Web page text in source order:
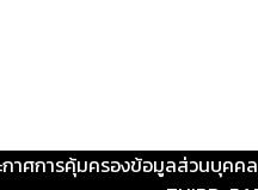
กาศการคุ้มครองข้อมูลส่วนบุคคล